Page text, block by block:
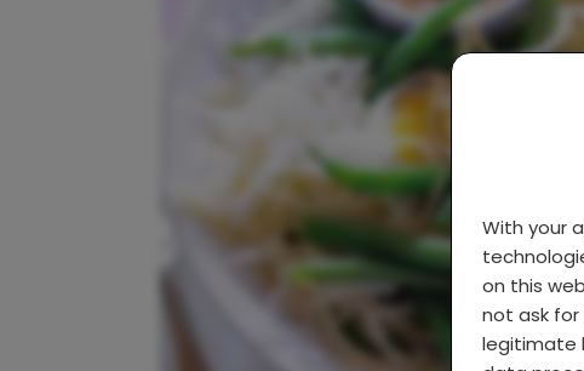
With your
on this
not ask
legitimate